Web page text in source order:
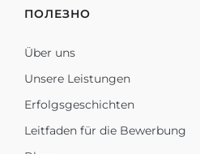
ПОЛЕЗНО
Über uns
Unsere Leistungen
Erfolgsgeschichten
Leitfaden für die Bewerbung